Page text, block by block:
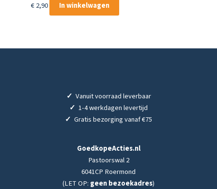
€2,90 In winkelwagen
✓ Vanuit voorraad leverbaar
✓ 1-4 werkdagen levertijd
✓ Gratis bezorging vanaf €75
GoedkopeActies.nl
Pastoorswal 2
6041CP Roermond
(LET OP: geen bezoekadres)